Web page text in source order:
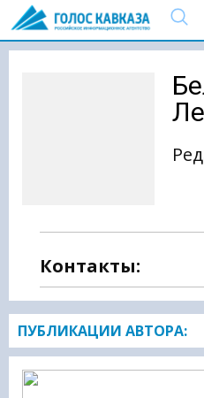
Контакты:
ПУБЛИКАЦИИ АВТОРА: